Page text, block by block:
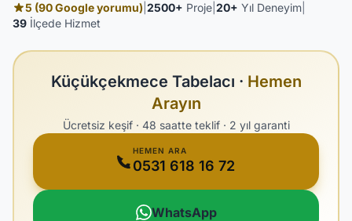
5 (90 Google yorumu) 2500+ Proje 20+ Yıl Deneyim
39 İlçede Hizmet
Küçükçekmece Tabelacı · Hemen
Arayın
Ücretsiz keşif · 48 saatte teklif · 2 yıl garanti
HEMEN ARA
0531 618 16 72
WhatsApp